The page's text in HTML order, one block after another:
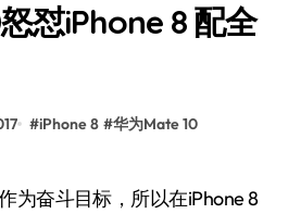
怼iPhone 8 配全
#iPhone 8 #华为Mate 10